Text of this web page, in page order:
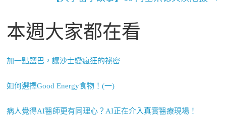
本週大家都在看
加一點鹽巴，讓沙士變瘋狂的祕密
如何選擇Good Energy食物！(一)
病人覺得AI醫師更有同理心？AI正在介入真實醫療現場！